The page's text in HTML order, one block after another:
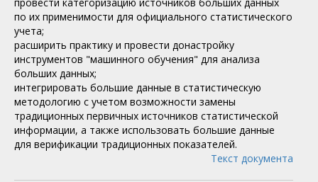
по их применимости для официального статистического
учета;
расширить практику и провести донастройку
инструментов "машинного обучения" для анализа
больших данных;
интегрировать большие данные в статистическую
методологию с учетом возможности замены
традиционных первичных источников статистической
информации, а также использовать большие данные
для верификации традиционных показателей.
Текст документа